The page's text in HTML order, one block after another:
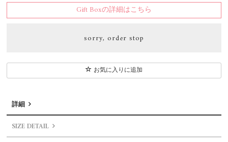
Gift Boxの詳細はこちら
sorry, order stop
お気に入りに追加
詳細
SIZE DETAIL